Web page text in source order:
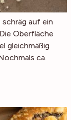
auf ein
Oberfläche
gleichmäßig
ca.